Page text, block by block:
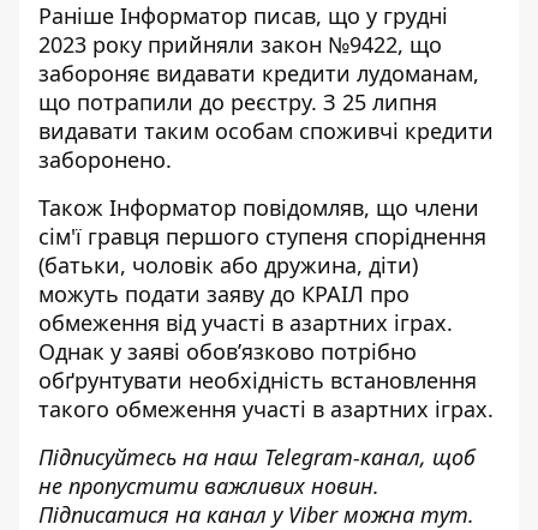
Раніше Інформатор писав, що у грудні
2023 року прийняли закон №9422, що
забороняє видавати кредити лудоманам,
що потрапили до реєстру. З 25 липня
видавати таким особам споживчі кредити
заборонено.
Також Інформатор повідомляв, що члени
сім'ї гравця першого ступеня споріднення
(батьки, чоловік або дружина, діти)
можуть подати заяву до КРАІЛ про
обмеження від участі в азартних іграх.
Однак у заяві обов’язково потрібно
обґрунтувати необхідність встановлення
такого обмеження участі в азартних іграх.
Підписуйтесь на наш Telegram-канал, щоб
не пропустити важливих новин.
Підписатися на канал у Viber можна тут.